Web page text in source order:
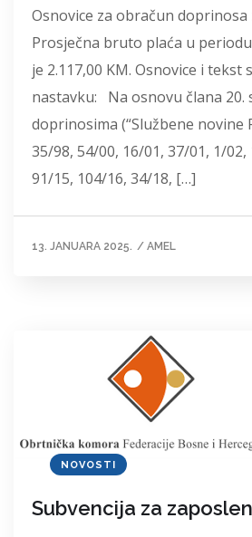
Osnovice za obračun doprinosa
Prosječna bruto plaća u
je 2.117,00 KM. Osnovice i tekst
nastavku: Na osnovu člana 20.
doprinosima (“Službene novine
35/98, 54/00, 16/01, 37/01, 1/02,
91/15, 104/16, 34/18, […]
13. JANUARA 2025. / AMEL
NOVOSTI
Subvencija za